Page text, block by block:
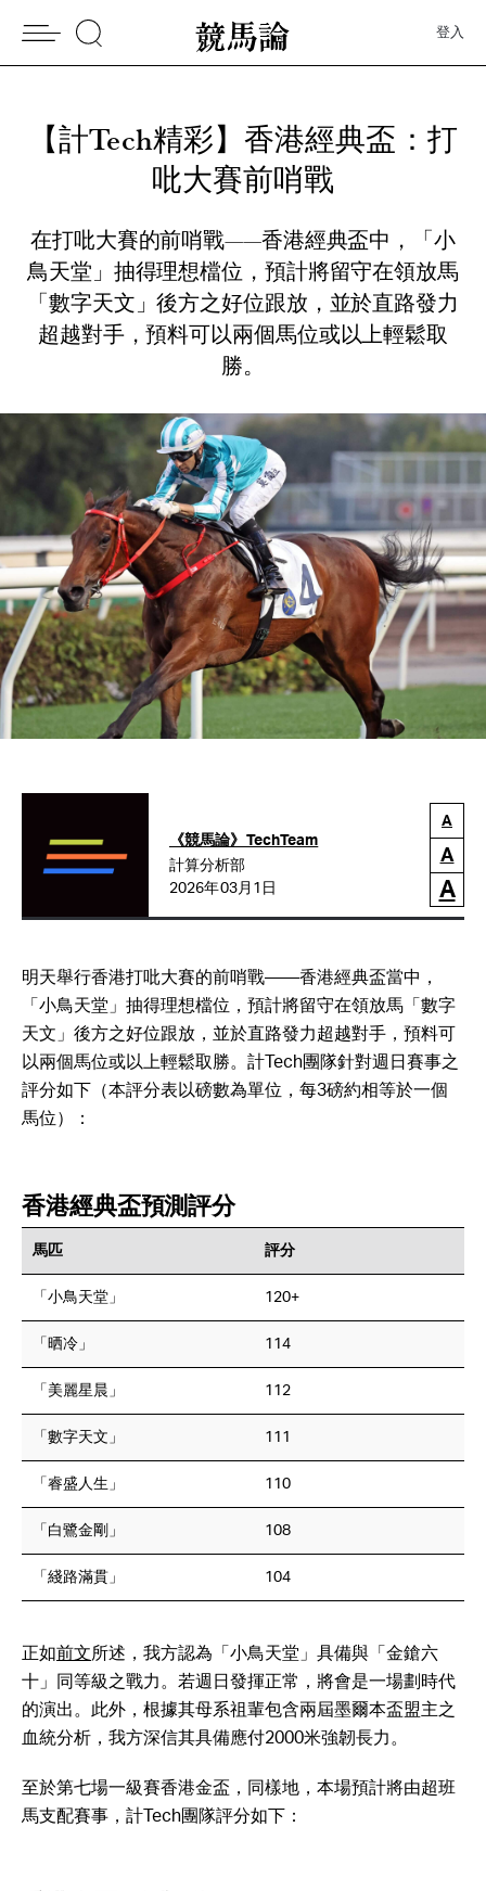
登入
【計Tech精彩】香港經典盃：打
吡大賽前哨戰
在打吡大賽的前哨戰——香港經典盃中，「小
鳥天堂」抽得理想檔位，預計將留守在領放馬
「數字天文」後方之好位跟放，並於直路發力
超越對手，預料可以兩個馬位或以上輕鬆取
勝。
《競馬論》TechTeam
計算分析部
2026年03月1日
A
A
A
明天舉行香港打吡大賽的前哨戰——香港經典盃當中，
「小鳥天堂」抽得理想檔位，預計將留守在領放馬「數字
天文」後方之好位跟放，並於直路發力超越對手，預料可
以兩個馬位或以上輕鬆取勝。計Tech團隊針對週日賽事之
評分如下（本評分表以磅數為單位，每3磅約相等於一個
馬位）：
香港經典盃預測評分
馬匹 評分
「小鳥天堂」 120+
「晒冷」 114
「美麗星晨」 112
「數字天文」 111
「睿盛人生」 110
「白鷺金剛」 108
「綫路滿貫」 104
正如前文所述，我方認為「小鳥天堂」具備與「金鎗六
十」同等級之戰力。若週日發揮正常，將會是一場劃時代
的演出。此外，根據其母系祖輩包含兩屆墨爾本盃盟主之
血統分析，我方深信其具備應付2000米強韌長力。
至於第七場一級賽香港金盃，同樣地，本場預計將由超班
馬支配賽事，計Tech團隊評分如下：